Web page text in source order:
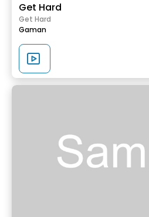
Get Hard
Get Hard
Gaman